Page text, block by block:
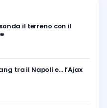
sonda il terreno con il
tra il Napoli e… l’Ajax